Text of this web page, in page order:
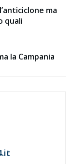
ma
quali
la Campania